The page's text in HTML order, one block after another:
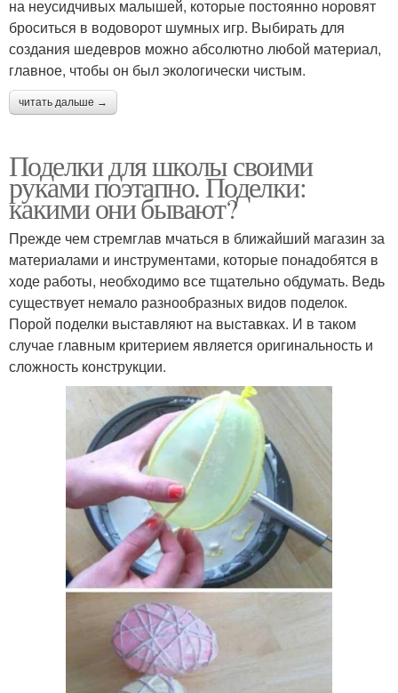
на неусидчивых малышей, которые постоянно норовят
броситься в водоворот шумных игр. Выбирать для
создания шедевров можно абсолютно любой материал,
главное, чтобы он был экологически чистым.
читать дальше →
Поделки для школы своими
руками поэтапно. Поделки:
какими они бывают?
Прежде чем стремглав мчаться в ближайший магазин за
материалами и инструментами, которые понадобятся в
ходе работы, необходимо все тщательно обдумать. Ведь
существует немало разнообразных видов поделок.
Порой поделки выставляют на выставках. И в таком
случае главным критерием является оригинальность и
сложность конструкции.